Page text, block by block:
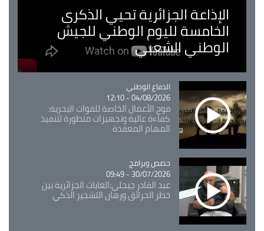
الإذاعة الجزائرية تحيي الذكرى
الخامسة لليوم الوطني للجيش
الوطني الشعبي
Catégorie
الدفاع الوطني
04/08/2026 - 12:10
فوج الأعمال الخاصة للقوات البحرية:
كفاءة عالية وتجهيزات متطورة لتنفيذ
المهام المعقدة
Catégorie
حصص وبرامج
30/07/2026 - 09:49
عبد القادر جيجلي:الغابات الجزائرية بين
خطر الحرائق ورهان التشجير الذكي